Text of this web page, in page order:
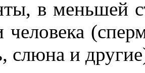
в меньшей
слюна и